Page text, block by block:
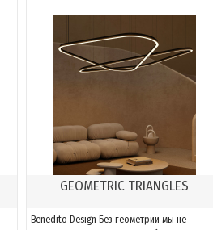
GEOMETRIC TRIANGLES
Benedito Design Без геометрии мы не